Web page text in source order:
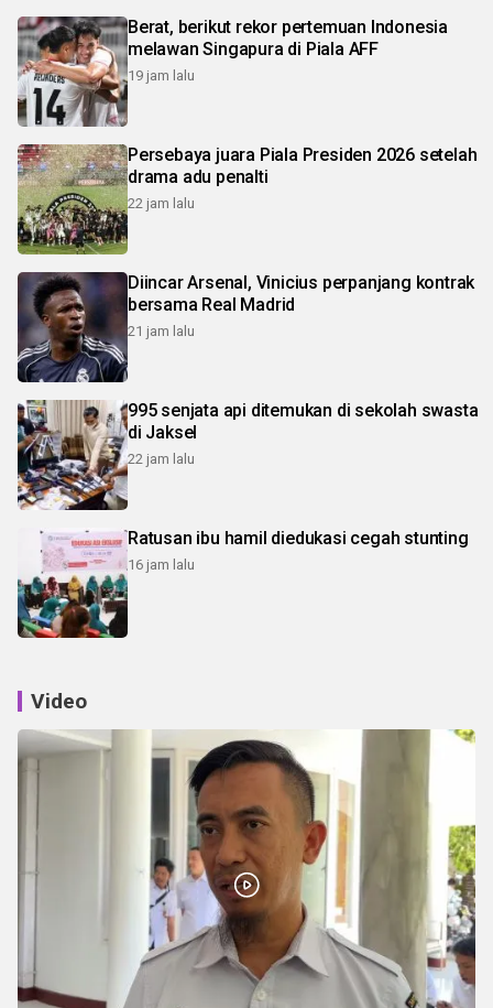
Berat, berikut rekor pertemuan Indonesia
melawan Singapura di Piala AFF
19 jam lalu
Persebaya juara Piala Presiden 2026 setelah
drama adu penalti
22 jam lalu
Diincar Arsenal, Vinicius perpanjang kontrak
bersama Real Madrid
21 jam lalu
995 senjata api ditemukan di sekolah swasta
di Jaksel
22 jam lalu
Ratusan ibu hamil diedukasi cegah stunting
16 jam lalu
Video